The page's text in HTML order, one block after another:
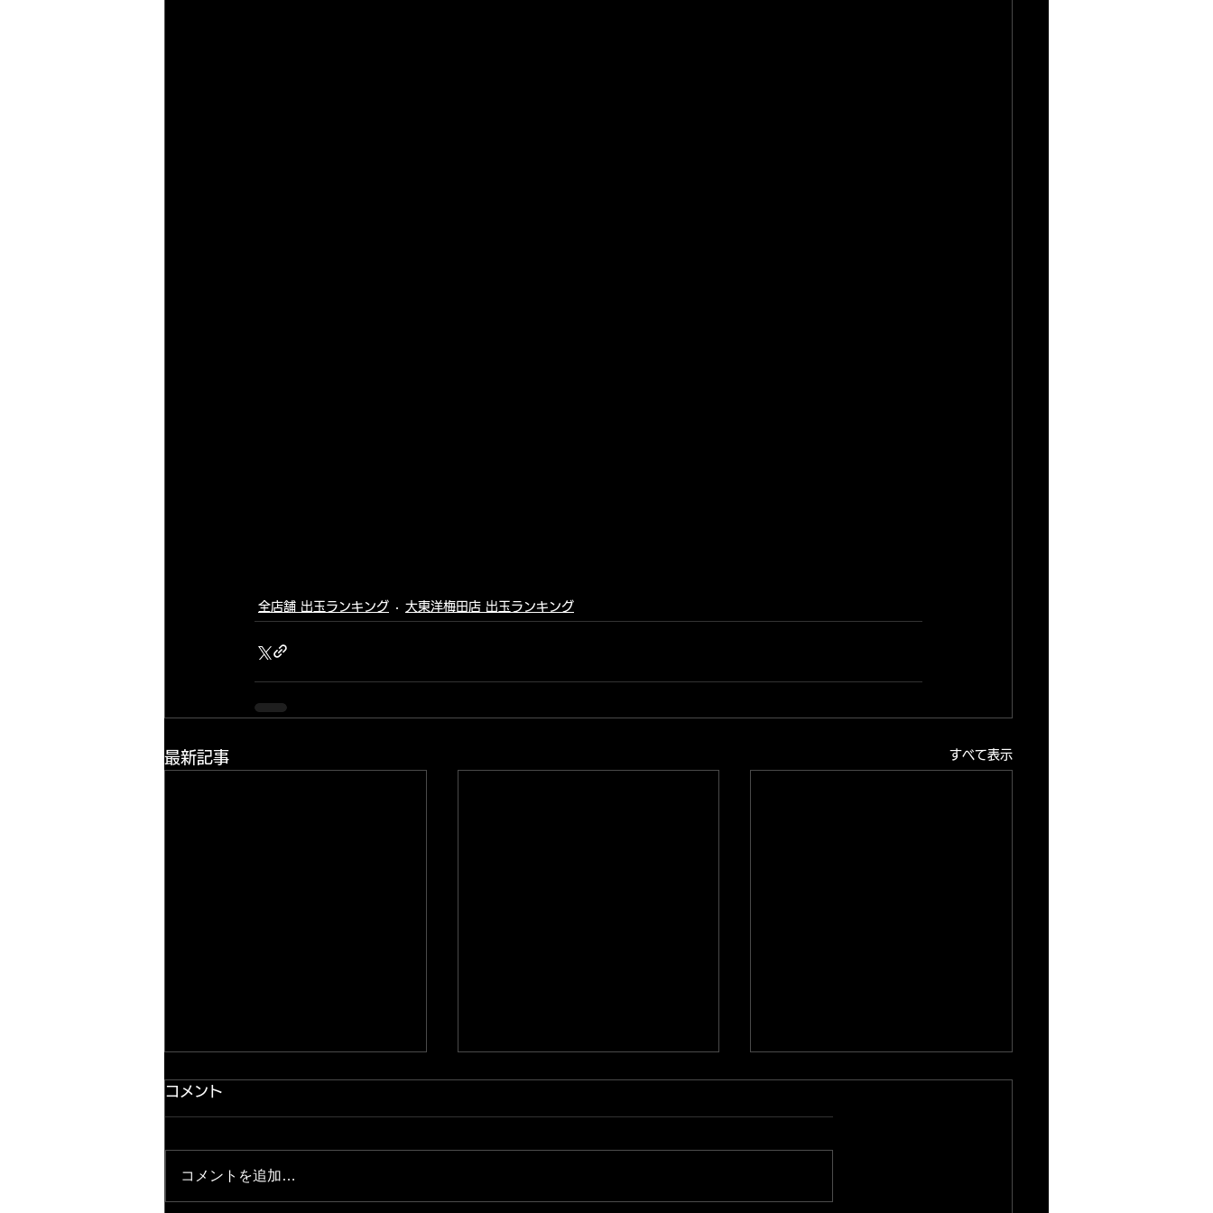
全店舗 出玉ランキング 大東洋梅田店 出玉ランキング
最新記事 すべて表示
コメント
コメントを追加…